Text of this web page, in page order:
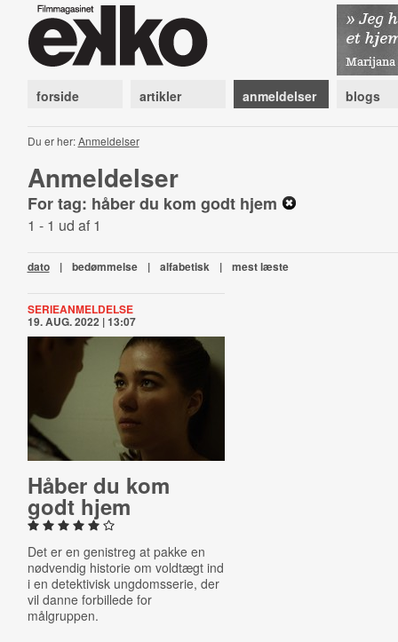
forside artikler anmeldelser blogs
Du er her:Anmeldelser
Anmeldelser
For tag: håber du kom godt hjem
1 - 1 ud af 1
dato | bedømmelse | alfabetisk | mest læste
SERIEANMELDELSE
19. AUG. 2022 | 13:07
Håber du kom
godt hjem
Det er en genistreg at pakke en
nødvendig historie om voldtægt ind
i en detektivisk ungdomsserie, der
vil danne forbillede for
målgruppen.